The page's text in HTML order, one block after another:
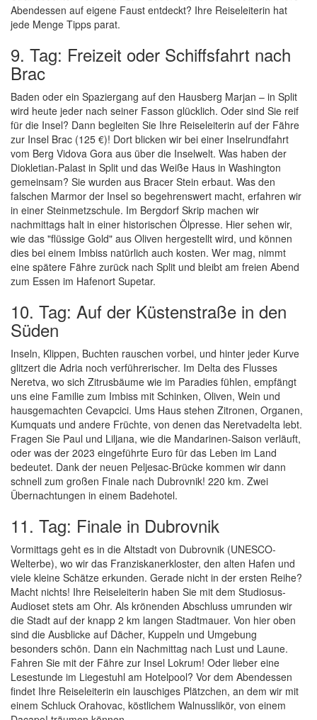
Abendessen auf eigene Faust entdeckt? Ihre Reiseleiterin hat
jede Menge Tipps parat.
9. Tag: Freizeit oder Schiffsfahrt nach
Brac
Baden oder ein Spaziergang auf den Hausberg Marjan – in Split
wird heute jeder nach seiner Fasson glücklich. Oder sind Sie reif
für die Insel? Dann begleiten Sie Ihre Reiseleiterin auf der Fähre
zur Insel Brac (125 €)! Dort blicken wir bei einer Inselrundfahrt
vom Berg Vidova Gora aus über die Inselwelt. Was haben der
Diokletian-Palast in Split und das Weiße Haus in Washington
gemeinsam? Sie wurden aus Bracer Stein erbaut. Was den
falschen Marmor der Insel so begehrenswert macht, erfahren wir
in einer Steinmetzschule. Im Bergdorf Skrip machen wir
nachmittags halt in einer historischen Ölpresse. Hier sehen wir,
wie das "flüssige Gold" aus Oliven hergestellt wird, und können
dies bei einem Imbiss natürlich auch kosten. Wer mag, nimmt
eine spätere Fähre zurück nach Split und bleibt am freien Abend
zum Essen im Hafenort Supetar.
10. Tag: Auf der Küstenstraße in den
Süden
Inseln, Klippen, Buchten rauschen vorbei, und hinter jeder Kurve
glitzert die Adria noch verführerischer. Im Delta des Flusses
Neretva, wo sich Zitrusbäume wie im Paradies fühlen, empfängt
uns eine Familie zum Imbiss mit Schinken, Oliven, Wein und
hausgemachten Cevapcici. Ums Haus stehen Zitronen, Organen,
Kumquats und andere Früchte, von denen das Neretvadelta lebt.
Fragen Sie Paul und Liljana, wie die Mandarinen-Saison verläuft,
oder was der 2023 eingeführte Euro für das Leben im Land
bedeutet. Dank der neuen Peljesac-Brücke kommen wir dann
schnell zum großen Finale nach Dubrovnik! 220 km. Zwei
Übernachtungen in einem Badehotel.
11. Tag: Finale in Dubrovnik
Vormittags geht es in die Altstadt von Dubrovnik (UNESCO-
Welterbe), wo wir das Franziskanerkloster, den alten Hafen und
viele kleine Schätze erkunden. Gerade nicht in der ersten Reihe?
Macht nichts! Ihre Reiseleiterin haben Sie mit dem Studiosus-
Audioset stets am Ohr. Als krönenden Abschluss umrunden wir
die Stadt auf der knapp 2 km langen Stadtmauer. Von hier oben
sind die Ausblicke auf Dächer, Kuppeln und Umgebung
besonders schön. Dann ein Nachmittag nach Lust und Laune.
Fahren Sie mit der Fähre zur Insel Lokrum! Oder lieber eine
Lesestunde im Liegestuhl am Hotelpool? Vor dem Abendessen
findet Ihre Reiseleiterin ein lauschiges Plätzchen, an dem wir mit
einem Schluck Orahovac, köstlichem Walnusslikör, von einem